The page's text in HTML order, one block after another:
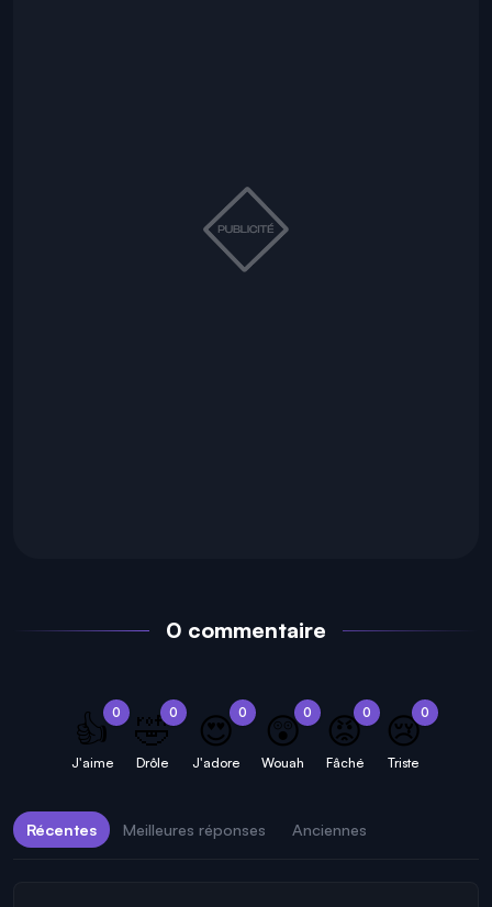
0 commentaire
0
👍
J'aime
0
🤣
Drôle
0
😍
J'adore
0
😲
Wouah
0
😡
Fâché
0
😢
Triste
Récentes Meilleures réponses Anciennes